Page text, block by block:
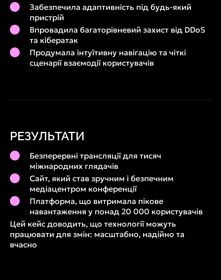
Забезпечила адаптивність під будь-який
пристрій
Впровадила багаторівневий захист від DDoS
та кібератак
Продумала інтуїтивну навігацію та чіткі
сценарії взаємодії користувачів
РЕЗУЛЬТАТИ
Безперервні трансляції для тисяч
міжнародних глядачів
Сайт, який став зручним і безпечним
медіацентром конференції
Платформа, що витримала пікове
навантаження у понад 20 000 користувачів
Цей кейс доводить, що технології можуть
працювати для змін: масштабно, надійно та
вчасно